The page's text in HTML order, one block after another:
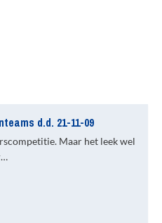
d.d. 21-11-09
Maar het leek wel